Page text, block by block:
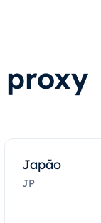
proxy
Japão
JP